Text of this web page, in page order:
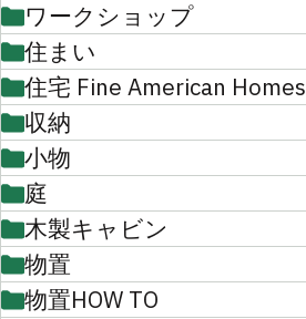
ワークショップ
住まい
住宅 Fine American Homes
収納
小物
庭
木製キャビン
物置
物置HOW TO